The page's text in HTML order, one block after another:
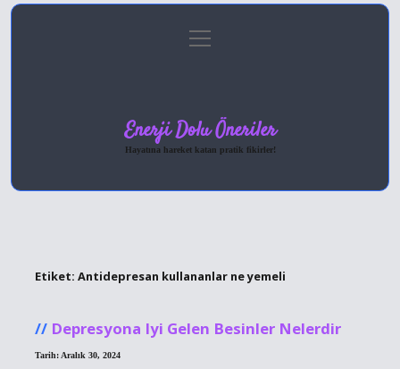
Gizlilik Politikası
menüyü
aç
Enerji Dolu Öneriler
Hayatına hareket katan pratik fikirler!
Etiket: Antidepresan kullananlar ne yemeli
Depresyona Iyi Gelen Besinler Nelerdir
Tarih: Aralık 30, 2024